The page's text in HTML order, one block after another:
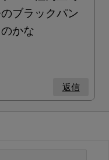
ブラックパン
かな
返信